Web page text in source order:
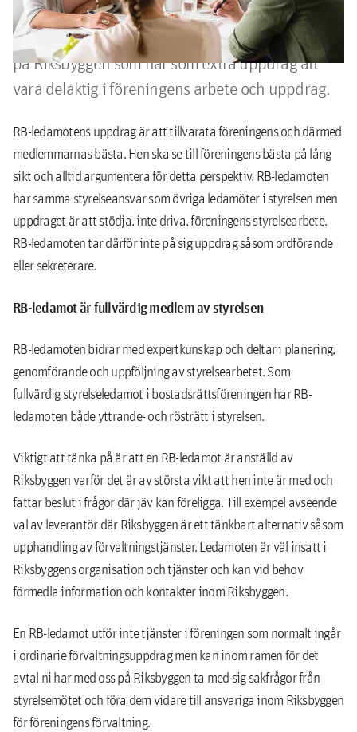
att få en Riksbyggenledamot i styrelsen.
Riksbyggenledamoten är oftast en medarbetare
på Riksbyggen som har som extra uppdrag att
vara delaktig i föreningens arbete och uppdrag.
RB-ledamotens uppdrag är att tillvarata föreningens och därmed
medlemmarnas bästa. Hen ska se till föreningens bästa på lång
sikt och alltid argumentera för detta perspektiv. RB-ledamoten
har samma styrelseansvar som övriga ledamöter i styrelsen men
uppdraget är att stödja, inte driva, föreningens styrelsearbete.
RB-ledamoten tar därför inte på sig uppdrag såsom ordförande
eller sekreterare.
RB-ledamot är fullvärdig medlem av styrelsen
RB-ledamoten bidrar med expertkunskap och deltar i planering,
genomförande och uppföljning av styrelsearbetet. Som
fullvärdig styrelseledamot i bostadsrättsföreningen har RB-
ledamoten både yttrande- och rösträtt i styrelsen.
Viktigt att tänka på är att en RB-ledamot är anställd av
Riksbyggen varför det är av största vikt att hen inte är med och
fattar beslut i frågor där jäv kan föreligga. Till exempel avseende
val av leverantör där Riksbyggen är ett tänkbart alternativ såsom
upphandling av förvaltningstjänster. Ledamoten är väl insatt i
Riksbyggens organisation och tjänster och kan vid behov
förmedla information och kontakter inom Riksbyggen.
En RB-ledamot utför inte tjänster i föreningen som normalt ingår
i ordinarie förvaltningsuppdrag men kan inom ramen för det
avtal ni har med oss på Riksbyggen ta med sig sakfrågor från
styrelsemötet och föra dem vidare till ansvariga inom Riksbyggen
för föreningens förvaltning.